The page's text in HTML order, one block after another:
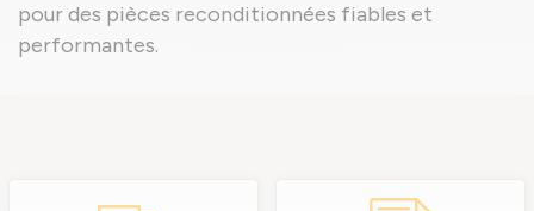
pour des pièces reconditionnées fiables et
performantes.